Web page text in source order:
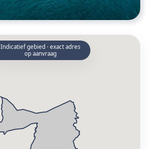
Indicatief gebied · exact adres
op aanvraag